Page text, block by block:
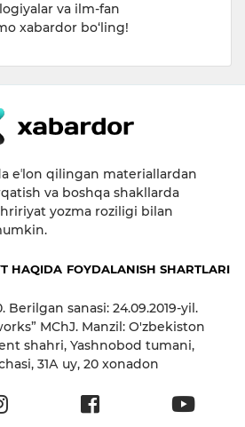
va ilm-fan
xabardor bo‘ling!
eʼlon qilingan materiallardan
va boshqa shakllarda
yozma roziligi bilan
HAQIDA FOYDALANISH SHARTLARI
sanasi: 24.09.2019-yil.
MChJ. Manzil: O'zbekiston
shahri, Yashnobod tumani,
31А uy, 20 xonadon